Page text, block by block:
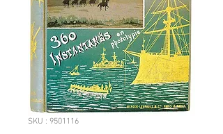
SKU : 9501116